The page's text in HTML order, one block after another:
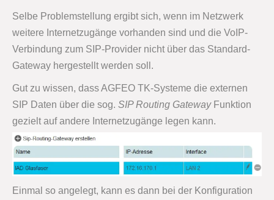
Selbe Problemstellung ergibt sich, wenn im Netzwerk
weitere Internetzugänge vorhanden sind und die VoIP-
Verbindung zum SIP-Provider nicht über das Standard-
Gateway hergestellt werden soll.
Gut zu wissen, dass AGFEO TK-Systeme die externen
SIP Daten über die sog. SIP Routing GatewayFunktion
gezielt auf andere Internetzugänge legen kann.
Einmal so angelegt, kann es dann bei der Konfiguration